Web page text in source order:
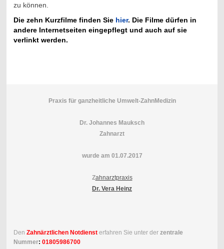
zu können.
Die zehn Kurzfilme finden Sie hier. Die Filme dürfen in
andere Internetseiten eingepflegt und auch auf sie
verlinkt werden.
Praxis für ganzheitliche Umwelt-ZahnMedizin
Dr. Johannes Mauksch
Zahnarzt
wurde am 01.07.2017
Zahnarztpraxis
Dr. Vera Heinz
Den Zahnärztlichen Notdiensterfahren Sie unter der zentrale
Nummer: 01805986700